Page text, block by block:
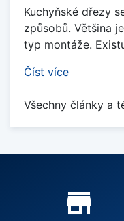
Kuchyňské dřezy
způsobů. Většina
typ montáže.
Číst více
Všechny články a
Proč nakupovat
store_mall_directory